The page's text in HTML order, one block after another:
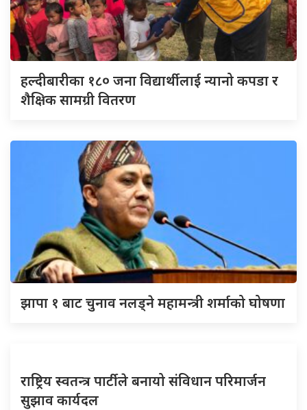
हल्दीबारीका १८० जना विद्यार्थीलाई न्यानो कपडा र
शैक्षिक सामग्री वितरण
झापा १ बाट चुनाव नलड्ने महामन्त्री शर्माको घोषणा
राष्ट्रिय स्वतन्त्र पार्टीले बनायो संविधान परिमार्जन
सुझाव कार्यदल